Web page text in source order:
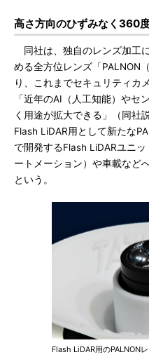
高さ方向のひずみなく360
同社は、独自のレンズ加工
める全方位レンズ「PALNON
り、これまでセキュリティカ
「近年のAI（人工知能）やセ
く用途が拡大できる」（同社
Flash LiDAR用として新たな
で開発するFlash LiDARユニ
ートメーション）や車載など
という。
Flash LiDAR用のPALNON